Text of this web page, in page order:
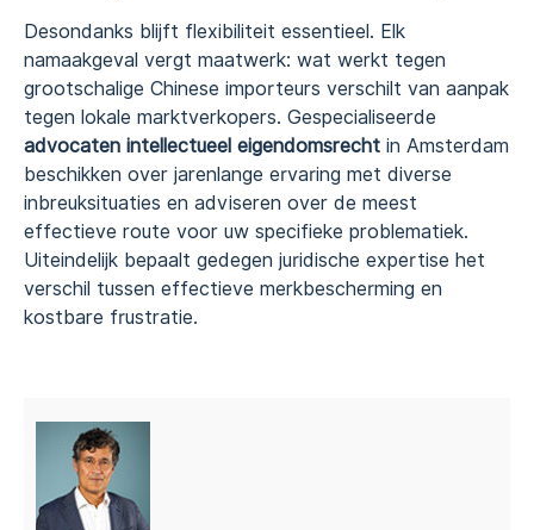
Desondanks blijft flexibiliteit essentieel. Elk
namaakgeval vergt maatwerk: wat werkt tegen
grootschalige Chinese importeurs verschilt van aanpak
tegen lokale marktverkopers. Gespecialiseerde
advocaten intellectueel eigendomsrecht in Amsterdam
beschikken over jarenlange ervaring met diverse
inbreuksituaties en adviseren over de meest
effectieve route voor uw specifieke problematiek.
Uiteindelijk bepaalt gedegen juridische expertise het
verschil tussen effectieve merkbescherming en
kostbare frustratie.